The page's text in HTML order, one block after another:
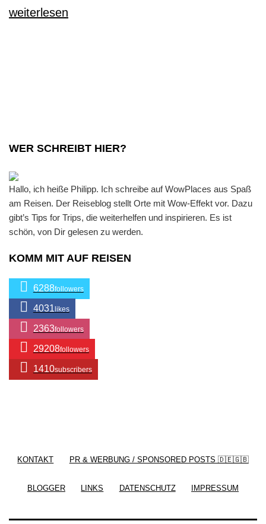
weiterlesen
WER SCHREIBT HIER?
Hallo, ich heiße Philipp. Ich schreibe auf WowPlaces aus Spaß
am Reisen. Der Reiseblog stellt Orte mit Wow-Effekt vor. Dazu
gibt’s Tips for Trips, die weiterhelfen und inspirieren. Es ist
schön, von Dir gelesen zu werden.
KOMM MIT AUF REISEN
6288followers
4031likes
2363followers
29208followers
1410subscribers
KONTAKT PR & WERBUNG / SPONSORED POSTS 🇩🇪🇬🇧
BLOGGER LINKS DATENSCHUTZ IMPRESSUM